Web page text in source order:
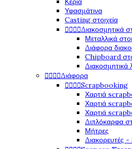
Υφασμάτινα
Casting στοιχεία
Διακοσμητικά
Μεταλλικά
Διάφορα
Chipboard
Διακοσμητικά
Διάφορα
Scrapbooking
Χαρτιά
Χαρτιά
Χαρτιά
Διπλόκαρφα
Μήτρες
Διακορευτές -